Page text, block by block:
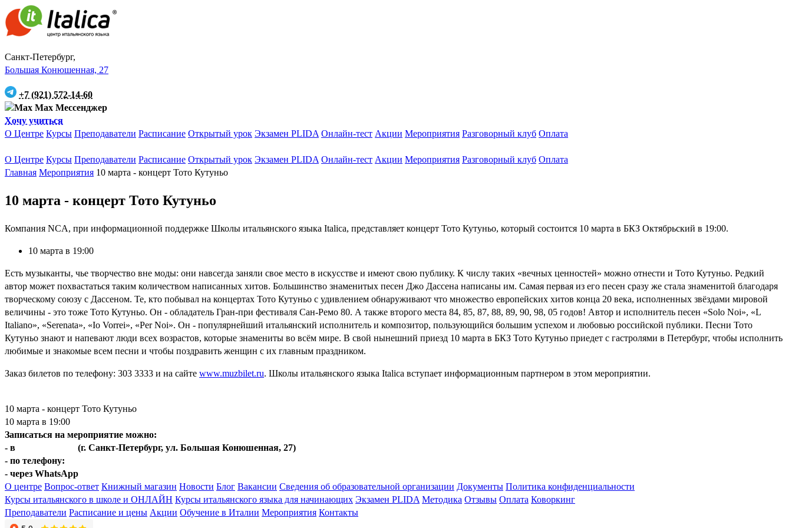
Санкт-Петербург,
Большая Конюшенная, 27
+7 (921) 572-14-60
Max Мессенджер
Хочу учиться
О Центре Курсы Преподаватели Расписание Открытый урок Экзамен PLIDA Онлайн-тест Акции Мероприятия Разговорный клуб Оплата
О Центре Курсы Преподаватели Расписание Открытый урок Экзамен PLIDA Онлайн-тест Акции Мероприятия Разговорный клуб Оплата
Главная Мероприятия 10 марта - концерт Тото Кутуньо
10 марта - концерт Тото Кутуньо
Компания NCA, при информационной поддержке Школы итальянского языка Italica, представляет концерт Тото Кутуньо, который состоится 10 марта в БКЗ Октябрьский в 19:00.
10 марта в 19:00
Есть музыканты, чье творчество вне моды: они навсегда заняли свое место в искусстве и имеют свою публику. К числу таких «вечных ценностей» можно отнести и Тото Кутуньо. Редкий
автор может похвастаться таким количеством написанных хитов. Большинство знаменитых песен Джо Дассена написаны им. Самая первая из его песен сразу же стала знаменитой благодаря
творческому союзу с Дассеном. Те, кто побывал на концертах Тото Кутуньо с удивлением обнаруживают что множество европейских хитов конца 20 века, исполненных звёздами мировой
величины - это тоже Тото Кутуньо. Он - обладатель Гран-при фестиваля Сан-Ремо 80. А также второго места 84, 85, 87, 88, 89, 90, 98, 05 годов! Автор и исполнитель песен «Solo Noi», «L
Italiano», «Serenata», «Io Vorrei», «Per Noi». Он - популярнейший итальянский исполнитель и композитор, пользующийся большим успехом и любовью российской публики. Песни Тото
Кутуньо знают и напевают люди всех возрастов, которые знамениты во всём мире. В свой нынешний приезд 10 марта в БКЗ Тото Кутуньо приедет с гастролями в Петербург, чтобы исполнить
любимые и знакомые всем песни и чтобы поздравить женщин с их главным праздником.
Заказ билетов по телефону: 303 3333 и на сайте www.muzbilet.ru. Школы итальянского языка Italica вступает информационным партнером в этом мероприятии.
10 марта - концерт Тото Кутуньо
10 марта в 19:00
Записаться на мероприятие можно:
- в
(г. Санкт-Петербург, ул. Большая Конюшенная, 27)
- по телефону:
- через WhatsApp
О центре Вопрос-ответ Книжный магазин Новости Блог Вакансии Сведения об образовательной организации Документы Политика конфиденциальности
Курсы итальянского в школе и ОНЛАЙН Курсы итальянского языка для начинающих Экзамен PLIDA Методика Отзывы Оплата Коворкинг
Преподаватели Расписание и цены Акции Обучение в Италии Мероприятия Контакты